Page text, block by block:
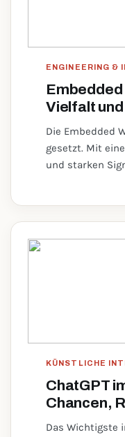
ENGINEERING &
Vielfalt
Die Embedded
gesetzt. Mit
und starken
KÜNSTLICHE
ChatGPT
Chancen,
Das Wichtigste